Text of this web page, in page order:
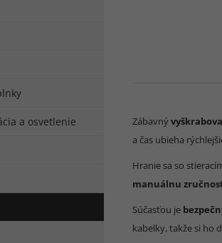
a osvetlenie Zábavný
a čas ubieha
Hranie sa so
manuálnu
Súčasťou je
kabelky, takže si ho